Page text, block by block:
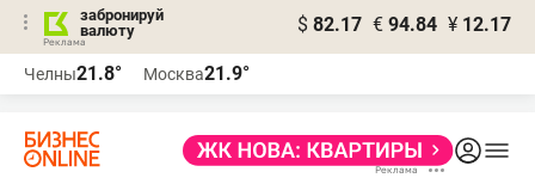
забронируй
валюту
$ 82.17 € 94.84 ¥ 12.17
Челны21.8° Москва21.9°